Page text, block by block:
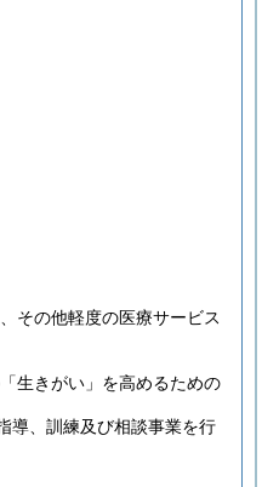
その他軽度の医療サービス
生きがい」を高めるための
導、訓練及び相談事業を行